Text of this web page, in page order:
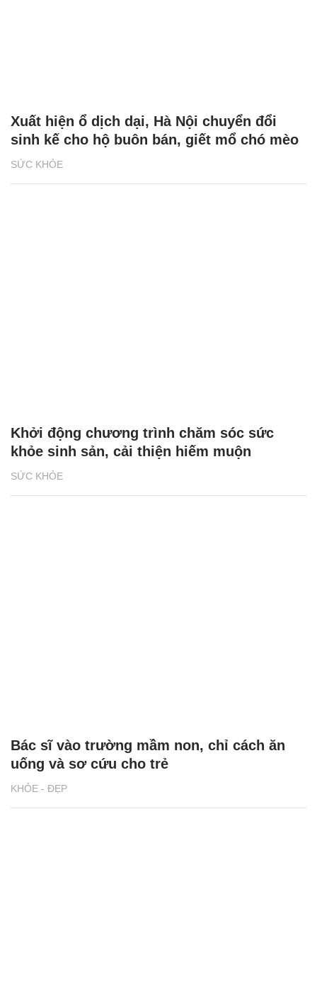
SỨC KHỎE
Xuất hiện ổ dịch dại, Hà Nội chuyển đổi
sinh kế cho hộ buôn bán, giết mổ chó mèo
SỨC KHỎE
Khởi động chương trình chăm sóc sức
khỏe sinh sản, cải thiện hiếm muộn
KHỎE - ĐẸP
Bác sĩ vào trường mầm non, chỉ cách ăn
uống và sơ cứu cho trẻ